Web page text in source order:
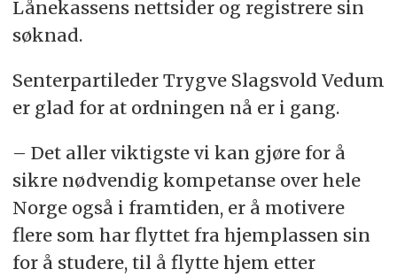
Lånekassens nettsider og registrere sin
søknad.
Senterpartileder Trygve Slagsvold Vedum
er glad for at ordningen nå er i gang.
– Det aller viktigste vi kan gjøre for å
sikre nødvendig kompetanse over hele
Norge også i framtiden, er å motivere
flere som har flyttet fra hjemplassen sin
for å studere, til å flytte hjem etter